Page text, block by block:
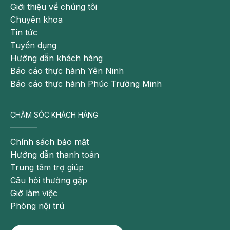
giảm đau, giãn cơ và tăng khả năng ghi nhớ.
Chất lượng giấc ngủ sẽ được cải thiện cùng với kích
thích lưu thông máu não. Cách trị mất ngủ này khá
đơn giản và dễ dàng thực hiện tại nhà. Bệnh nhân
hoàn toàn có thể áp dụng trước giờ ngủ.
Có thể bạn quan tâm:
Làm sao để khắc phục tình trạng mất
Mất ngủ ở người cao tuổi là biểu hiện của
bệnh gì?
Mất ngủ sau sinh có đáng lo không?
Cách trị mất ngủ bằng các bài thuốc dân gian
Giới thiệu về chúng tôi
Chuyên khoa
Tin tức
Tuyển dụng
Hướng dẫn khách hàng
Báo cáo thực hành Yên Ninh
Báo cáo thực hành Phúc Trường Minh
CHĂM SÓC KHÁCH HÀNG
Chính sách bảo mật
Hướng dẫn thanh toán
Trung tâm trợ giúp
Câu hỏi thường gặp
Giờ làm việc
Phòng nội trú